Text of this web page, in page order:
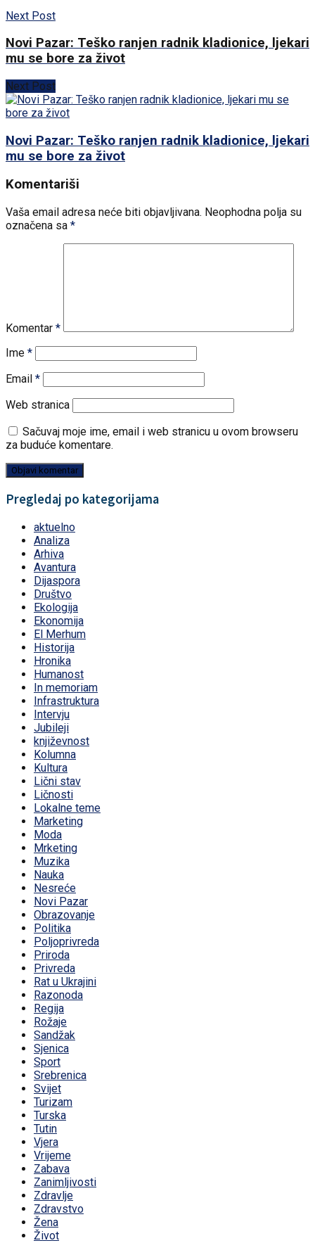
Next Post
Novi Pazar: Teško ranjen radnik kladionice, ljekari
mu se bore za život
Next Post
Novi Pazar: Teško ranjen radnik kladionice, ljekari
mu se bore za život
Komentariši
Vaša email adresa neće biti objavljivana. Neophodna polja su
označena sa *
Komentar *
Ime *
Email *
Web stranica
Sačuvaj moje ime, email i web stranicu u ovom browseru
za buduće komentare.
Pregledaj po kategorijama
aktuelno
Analiza
Arhiva
Avantura
Dijaspora
Društvo
Ekologija
Ekonomija
El Merhum
Historija
Hronika
Humanost
In memoriam
Infrastruktura
Intervju
Jubileji
književnost
Kolumna
Kultura
Lični stav
Ličnosti
Lokalne teme
Marketing
Moda
Mrketing
Muzika
Nauka
Nesreće
Novi Pazar
Obrazovanje
Politika
Poljoprivreda
Priroda
Privreda
Rat u Ukrajini
Razonoda
Regija
Rožaje
Sandžak
Sjenica
Sport
Srebrenica
Svijet
Turizam
Turska
Tutin
Vjera
Vrijeme
Zabava
Zanimljivosti
Zdravlje
Zdravstvo
Žena
Život